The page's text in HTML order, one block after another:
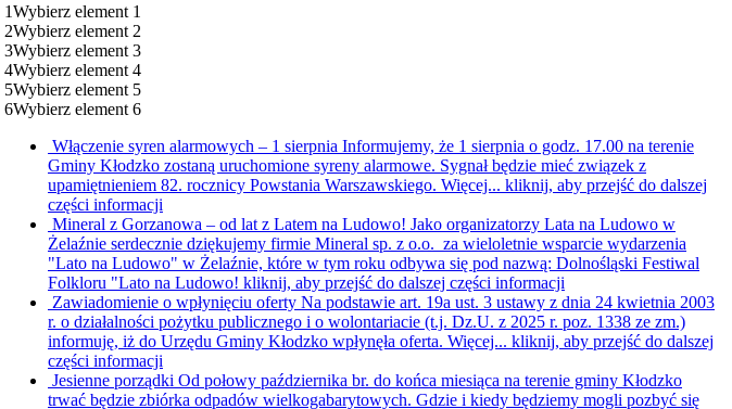
1Wybierz element 1
2Wybierz element 2
3Wybierz element 3
4Wybierz element 4
5Wybierz element 5
6Wybierz element 6
Włączenie syren alarmowych – 1 sierpnia Informujemy, że 1 sierpnia o godz. 17.00 na terenie
Gminy Kłodzko zostaną uruchomione syreny alarmowe. Sygnał będzie mieć związek z
upamiętnieniem 82. rocznicy Powstania Warszawskiego. Więcej... kliknij, aby przejść do dalszej
części informacji
Mineral z Gorzanowa – od lat z Latem na Ludowo! Jako organizatorzy Lata na Ludowo w
Żelaźnie serdecznie dziękujemy firmie Mineral sp. z o.o. za wieloletnie wsparcie wydarzenia
"Lato na Ludowo" w Żelaźnie, które w tym roku odbywa się pod nazwą: Dolnośląski Festiwal
Folkloru "Lato na Ludowo! kliknij, aby przejść do dalszej części informacji
Zawiadomienie o wpłynięciu oferty Na podstawie art. 19a ust. 3 ustawy z dnia 24 kwietnia 2003
r. o działalności pożytku publicznego i o wolontariacie (t.j. Dz.U. z 2025 r. poz. 1338 ze zm.)
informuję, iż do Urzędu Gminy Kłodzko wpłynęła oferta. Więcej... kliknij, aby przejść do dalszej
części informacji
Jesienne porządki Od połowy października br. do końca miesiąca na terenie gminy Kłodzko
trwać będzie zbiórka odpadów wielkogabarytowych. Gdzie i kiedy będziemy mogli pozbyć się